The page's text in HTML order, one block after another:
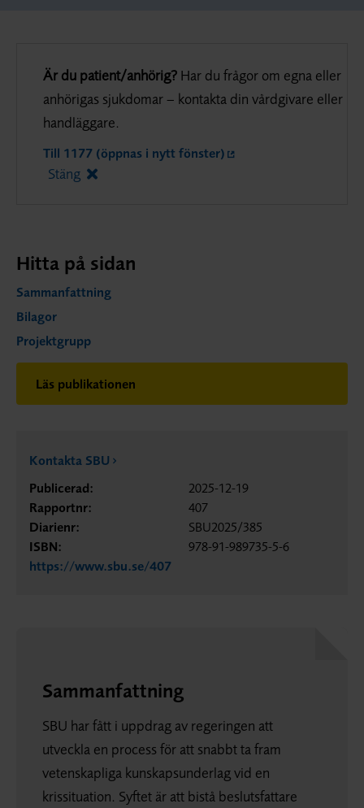
Är du patient/anhörig? Har du frågor om egna eller
anhörigas sjukdomar – kontakta din vårdgivare eller
handläggare.
Till 1177 (öppnas i nytt fönster)
Stäng
Hitta på sidan
Sammanfattning
Bilagor
Projektgrupp
Läs publikationen
Kontakta SBU
Publicerad:
2025-12-19
Rapportnr:
407
Diarienr:
SBU2025/385
ISBN:
978-91-989735-5-6
https://www.sbu.se/407
Sammanfattning
SBU har fått i uppdrag av regeringen att
utveckla en process för att snabbt ta fram
vetenskapliga kunskapsunderlag vid en
krissituation. Syftet är att bistå beslutsfattare